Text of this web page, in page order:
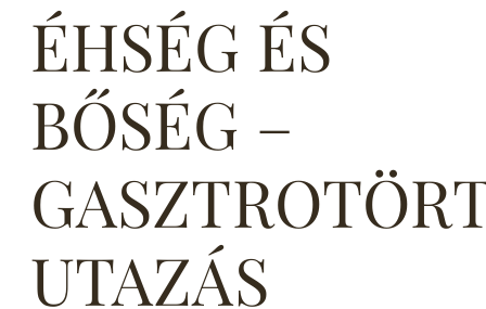
ÉHSÉG ÉS
BŐSÉG –
UTAZÁS